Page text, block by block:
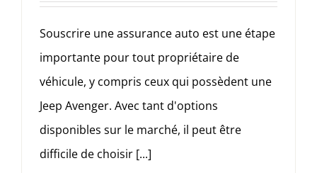
Souscrire une assurance auto est une étape
importante pour tout propriétaire de
véhicule, y compris ceux qui possèdent une
Jeep Avenger. Avec tant d'options
disponibles sur le marché, il peut être
difficile de choisir [...]